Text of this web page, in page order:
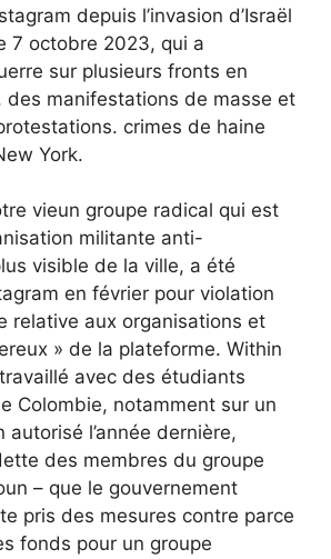
depuis l’invasion d’Israël
7 octobre 2023, qui a
sur plusieurs fronts en
des manifestations de masse et
crimes de haine
York.
vieun groupe radical qui est
militante anti-
visible de la ville, a été
en février pour violation
relative aux organisations et
» de la plateforme. Within
avec des étudiants
Colombie, notamment sur un
autorisé l’année dernière,
des membres du groupe
– que le gouvernement
pris des mesures contre parce
fonds pour un groupe